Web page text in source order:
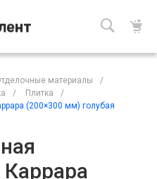
материалы
/
/ Плитка
/
(200×300 мм) голубая